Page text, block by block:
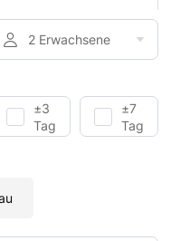
2 Erwachsene
±3
Tage
±7
Tage